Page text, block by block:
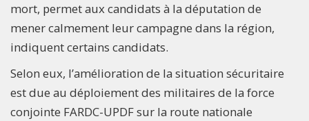
mort, permet aux candidats à la députation de
mener calmement leur campagne dans la région,
indiquent certains candidats.
Selon eux, l’amélioration de la situation sécuritaire
est due au déploiement des militaires de la force
conjointe FARDC-UPDF sur la route nationale